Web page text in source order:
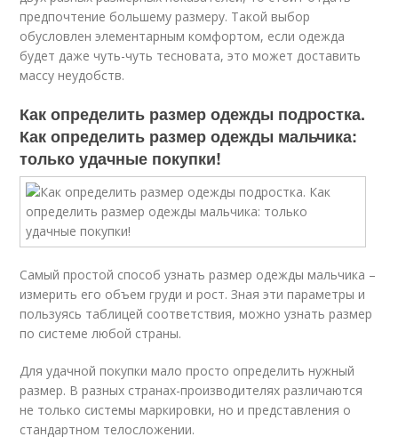
предпочтение большему размеру. Такой выбор
обусловлен элементарным комфортом, если одежда
будет даже чуть-чуть тесновата, это может доставить
массу неудобств.
Как определить размер одежды подростка.
Как определить размер одежды мальчика:
только удачные покупки!
Самый простой способ узнать размер одежды мальчика –
измерить его объем груди и рост. Зная эти параметры и
пользуясь таблицей соответствия, можно узнать размер
по системе любой страны.
Для удачной покупки мало просто определить нужный
размер. В разных странах-производителях различаются
не только системы маркировки, но и представления о
стандартном телосложении.